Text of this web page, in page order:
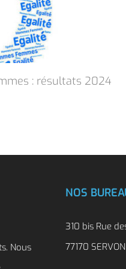
: résultats 2024
Nous
NOS
310 bis Rue
77170 SERVON